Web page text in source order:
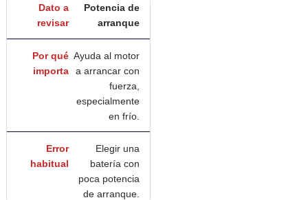
Potencia de
arranque
Ayuda al motor
a arrancar con
fuerza,
especialmente
en frío.
Elegir una
batería con
poca potencia
de arranque.